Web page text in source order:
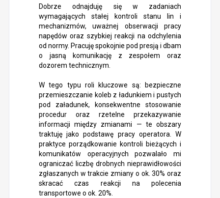
Dobrze odnajduję się w zadaniach
wymagających stałej kontroli stanu lin i
mechanizmów, uważnej obserwacji pracy
napędów oraz szybkiej reakcji na odchylenia
od normy. Pracuję spokojnie pod presją i dbam
o jasną komunikację z zespołem oraz
dozorem technicznym.
W tego typu roli kluczowe są: bezpieczne
przemieszczanie koleb z ładunkiem i pustych
pod załadunek, konsekwentne stosowanie
procedur oraz rzetelne przekazywanie
informacji między zmianami — te obszary
traktuję jako podstawę pracy operatora. W
praktyce porządkowanie kontroli bieżących i
komunikatów operacyjnych pozwalało mi
ograniczać liczbę drobnych nieprawidłowości
zgłaszanych w trakcie zmiany o ok. 30% oraz
skracać czas reakcji na polecenia
transportowe o ok. 20%.